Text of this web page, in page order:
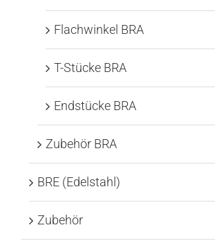
Flachwinkel BRA
T-Stücke BRA
Endstücke BRA
Zubehör BRA
BRE (Edelstahl)
Zubehör